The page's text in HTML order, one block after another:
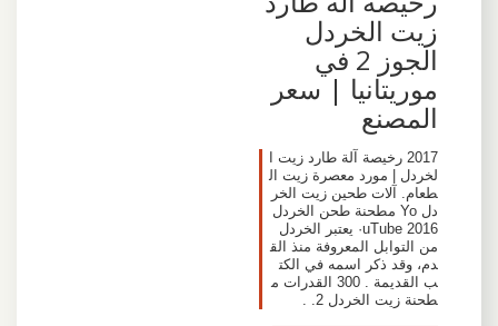
زيت الخردل
الجوز 2 في
موريتانيا | سعر
المصنع
2017 رخيصة آلة طارد زيت ا
لخردل | مورد معصرة زيت ال
طعام. آلات طحين زيت الخر
دل ‫مطحنة طحن الخردل‬‎ Yo
uTube 2016· يعتبر الخردل
من التوابل المعروفة منذ الق
دم، وقد ذكر اسمه في الكت
ب القديمة . 300 القدرات م
طحنة زيت الخردل 2. .